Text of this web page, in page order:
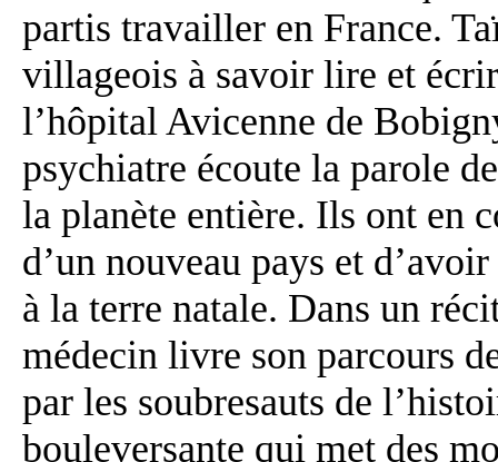
partis travailler en France.
villageois à savoir lire et
l’hôpital Avicenne de
psychiatre écoute la parole
la planète entière. Ils ont en
d’un nouveau pays et
à la terre natale. Dans un
médecin livre son parcours
par les soubresauts de
bouleversante qui met des